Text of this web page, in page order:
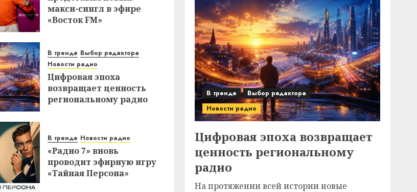
макси-сингл в эфире
«Восток FM»
В тренде Выбор редактора
Новости радио
Цифровая эпоха
возвращает ценность
региональному радио
В тренде Новости радио
«Радио 7» вновь
проводит эфирную игру
«Тайная Персона»
В тренде
Выбор редактора
Новости радио
Цифровая эпоха возвращает
ценность региональному
радио
На протяжении всей истории новые